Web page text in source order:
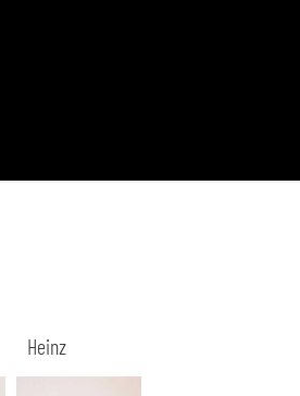
Heinz